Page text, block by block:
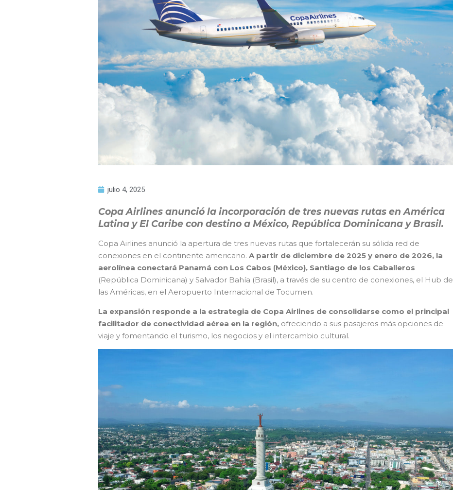
julio 4, 2025
Copa Airlines anunció la incorporación de tres nuevas rutas en América
Latina y El Caribe con destino a México, República Dominicana y Brasil.
Copa Airlines anunció la apertura de tres nuevas rutas que fortalecerán su sólida red de
conexiones en el continente americano. A partir de diciembre de 2025 y enero de 2026, la
aerolínea conectará Panamá con Los Cabos (México), Santiago de los Caballeros
(República Dominicana) y Salvador Bahía (Brasil), a través de su centro de conexiones, el Hub de
las Américas, en el Aeropuerto Internacional de Tocumen.
La expansión responde a la estrategia de Copa Airlines de consolidarse como el principal
facilitador de conectividad aérea en la región, ofreciendo a sus pasajeros más opciones de
viaje y fomentando el turismo, los negocios y el intercambio cultural.